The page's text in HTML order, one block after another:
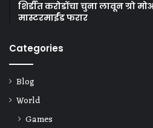
शिर्डीत करोडोंचा चुना लावून ग्रो
मास्टरमाईंड फरार
Categories
Blog
World
Games